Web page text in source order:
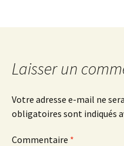
des
articles
Laisser un
Votre adresse e-mail ne
obligatoires sont indiqués
Commentaire *